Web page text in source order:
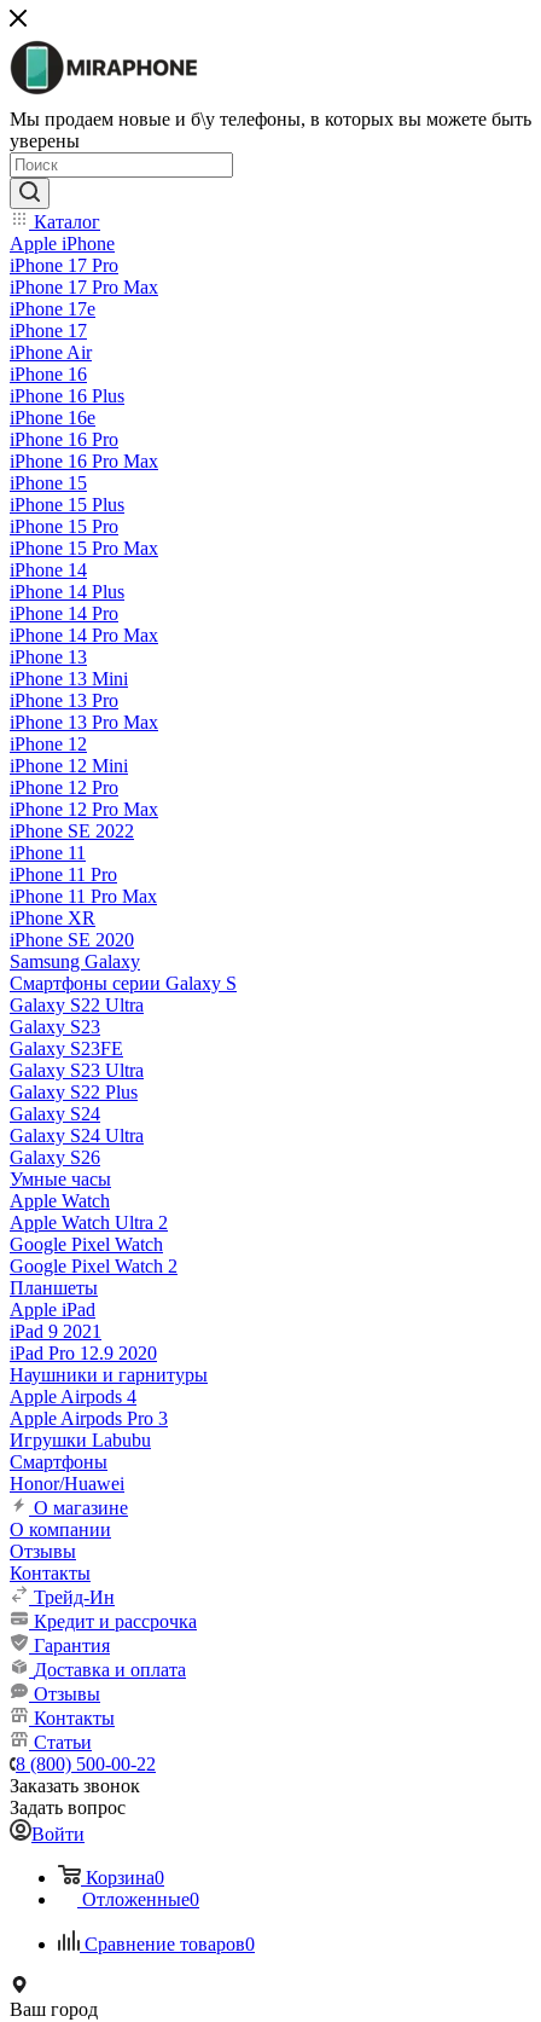
Мы продаем новые и б\у телефоны, в которых вы можете быть
уверены
Каталог
Apple iPhone
iPhone 17 Pro
iPhone 17 Pro Max
iPhone 17e
iPhone 17
iPhone Air
iPhone 16
iPhone 16 Plus
iPhone 16e
iPhone 16 Pro
iPhone 16 Pro Max
iPhone 15
iPhone 15 Plus
iPhone 15 Pro
iPhone 15 Pro Max
iPhone 14
iPhone 14 Plus
iPhone 14 Pro
iPhone 14 Pro Max
iPhone 13
iPhone 13 Mini
iPhone 13 Pro
iPhone 13 Pro Max
iPhone 12
iPhone 12 Mini
iPhone 12 Pro
iPhone 12 Pro Max
iPhone SE 2022
iPhone 11
iPhone 11 Pro
iPhone 11 Pro Max
iPhone XR
iPhone SE 2020
Samsung Galaxy
Смартфоны серии Galaxy S
Galaxy S22 Ultra
Galaxy S23
Galaxy S23FE
Galaxy S23 Ultra
Galaxy S22 Plus
Galaxy S24
Galaxy S24 Ultra
Galaxy S26
Умные часы
Apple Watch
Apple Watch Ultra 2
Google Pixel Watch
Google Pixel Watch 2
Планшеты
Apple iPad
iPad 9 2021
iPad Pro 12.9 2020
Наушники и гарнитуры
Apple Airpods 4
Apple Airpods Pro 3
Игрушки Labubu
Смартфоны
Honor/Huawei
О магазине
О компании
Отзывы
Контакты
Трейд-Ин
Кредит и рассрочка
Гарантия
Доставка и оплата
Отзывы
Контакты
Статьи
8 (800) 500-00-22
Заказать звонок
Задать вопрос
Войти
Корзина0
Отложенные0
Сравнение товаров0
Ваш город